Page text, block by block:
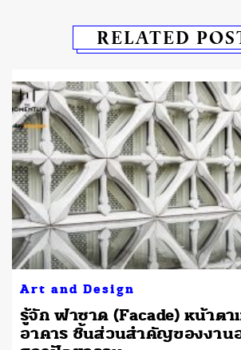
RELATED
Art and Design
รู้จัก ฟาซาด (Facade) หน้าต
อาคาร ชิ้นส่วนสำคัญของงาน